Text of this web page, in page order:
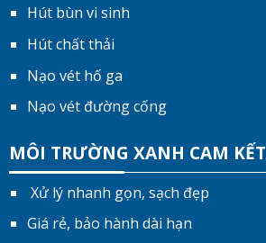
Hút bùn vi sinh
Hút chất thải
Nạo vét hố ga
Nạo vét đường cống
MÔI TRƯỜNG XANH CAM KẾT
Xử lý nhanh gọn, sạch đẹp
Giá rẻ, bảo hành dài hạn